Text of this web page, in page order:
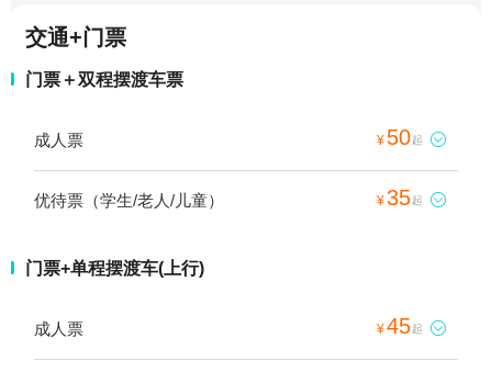
交通+门票
门票＋双程摆渡车票
成人票 ¥ 50起 
优待票（学生/老人/儿童） ¥35起 
门票+单程摆渡车(上行)
成人票 ¥45起 